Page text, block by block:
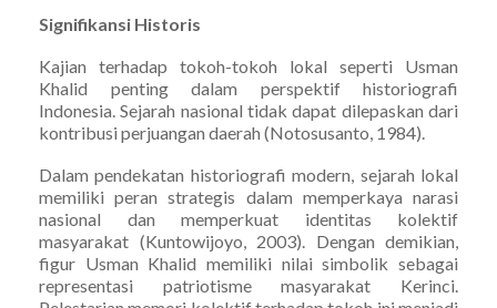
Signifikansi Historis
Kajian terhadap tokoh-tokoh lokal seperti Usman
Khalid penting dalam perspektif historiografi
Indonesia. Sejarah nasional tidak dapat dilepaskan dari
kontribusi perjuangan daerah (Notosusanto, 1984).
Dalam pendekatan historiografi modern, sejarah lokal
memiliki peran strategis dalam memperkaya narasi
nasional dan memperkuat identitas kolektif
masyarakat (Kuntowijoyo, 2003). Dengan demikian,
figur Usman Khalid memiliki nilai simbolik sebagai
representasi patriotisme masyarakat Kerinci.